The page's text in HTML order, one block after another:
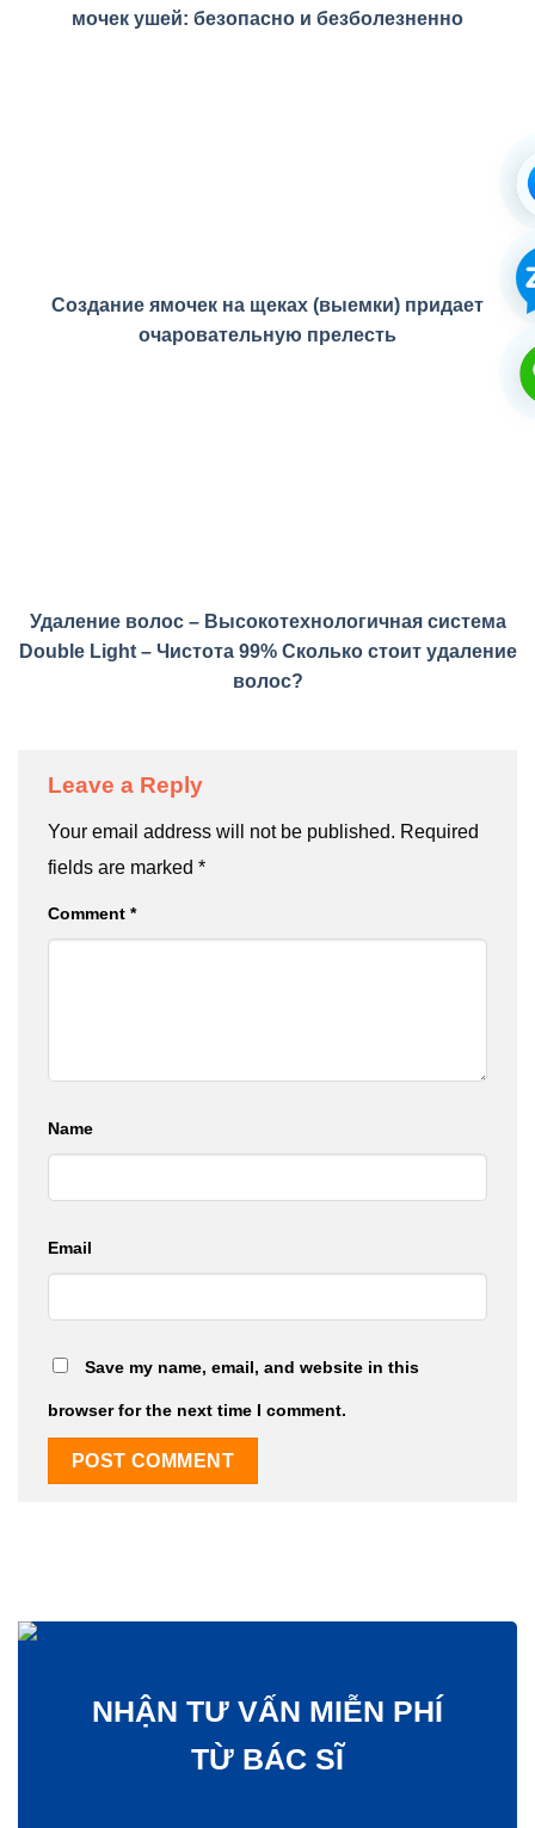
мочек ушей: безопасно и безболезненно
Создание ямочек на щеках (выемки) придает
очаровательную прелесть
Удаление волос – Высокотехнологичная система
Double Light – Чистота 99% Сколько стоит удаление
волос?
Leave a Reply
Your email address will not be published. Required
fields are marked *
Comment *
Name
Email
Save my name, email, and website in this
browser for the next time I comment.
NHẬN TƯ VẤN MIỄN PHÍ
TỪ BÁC SĨ